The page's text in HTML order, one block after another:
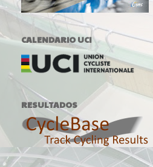
CALENDARIO UCI
RESULTADOS